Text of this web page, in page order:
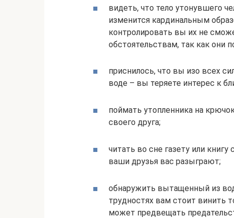
видеть, что тело утонувшего
изменится кардинальным
контролировать вы их не
обстоятельствам, так как они
приснилось, что вы изо всех
воде – вы теряете интерес к
поймать утопленника на
своего друга;
читать во сне газету или
ваши друзья вас разыграют;
обнаружить вытащенный из
трудностях вам стоит винить
может предвещать